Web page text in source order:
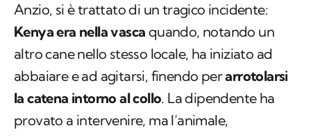
Anzio, si è trattato di un tragico incidente:
Kenya era nella vasca quando, notando un
altro cane nello stesso locale, ha iniziato ad
abbaiare e ad agitarsi, finendo perarrotolarsi
la catena intorno al collo. La dipendente ha
provato a intervenire, ma l’animale,